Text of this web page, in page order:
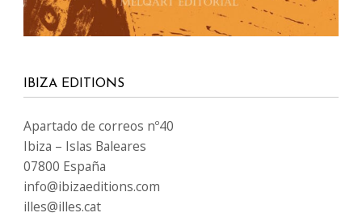
IBIZA EDITIONS
Apartado de correos nº40
Ibiza – Islas Baleares
07800 España
info@ibizaeditions.com
illes@illes.cat